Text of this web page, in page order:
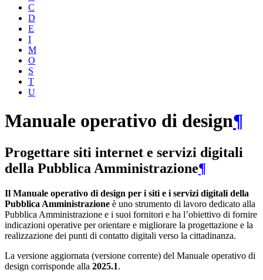
C
D
E
I
M
O
S
T
U
Manuale operativo di design¶
Progettare siti internet e servizi digitali
della Pubblica Amministrazione¶
Il Manuale operativo di design per i siti e i servizi digitali della
Pubblica Amministrazione è uno strumento di lavoro dedicato alla
Pubblica Amministrazione e i suoi fornitori e ha l’obiettivo di fornire
indicazioni operative per orientare e migliorare la progettazione e la
realizzazione dei punti di contatto digitali verso la cittadinanza.
La versione aggiornata (versione corrente) del Manuale operativo di
design corrisponde alla 2025.1.